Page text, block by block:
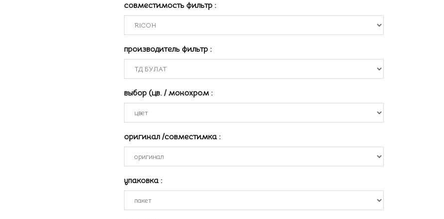
совместимость фильтр :
производитель фильтр :
выбор (цв. / монохром :
оригинал /совместимка :
упаковка :